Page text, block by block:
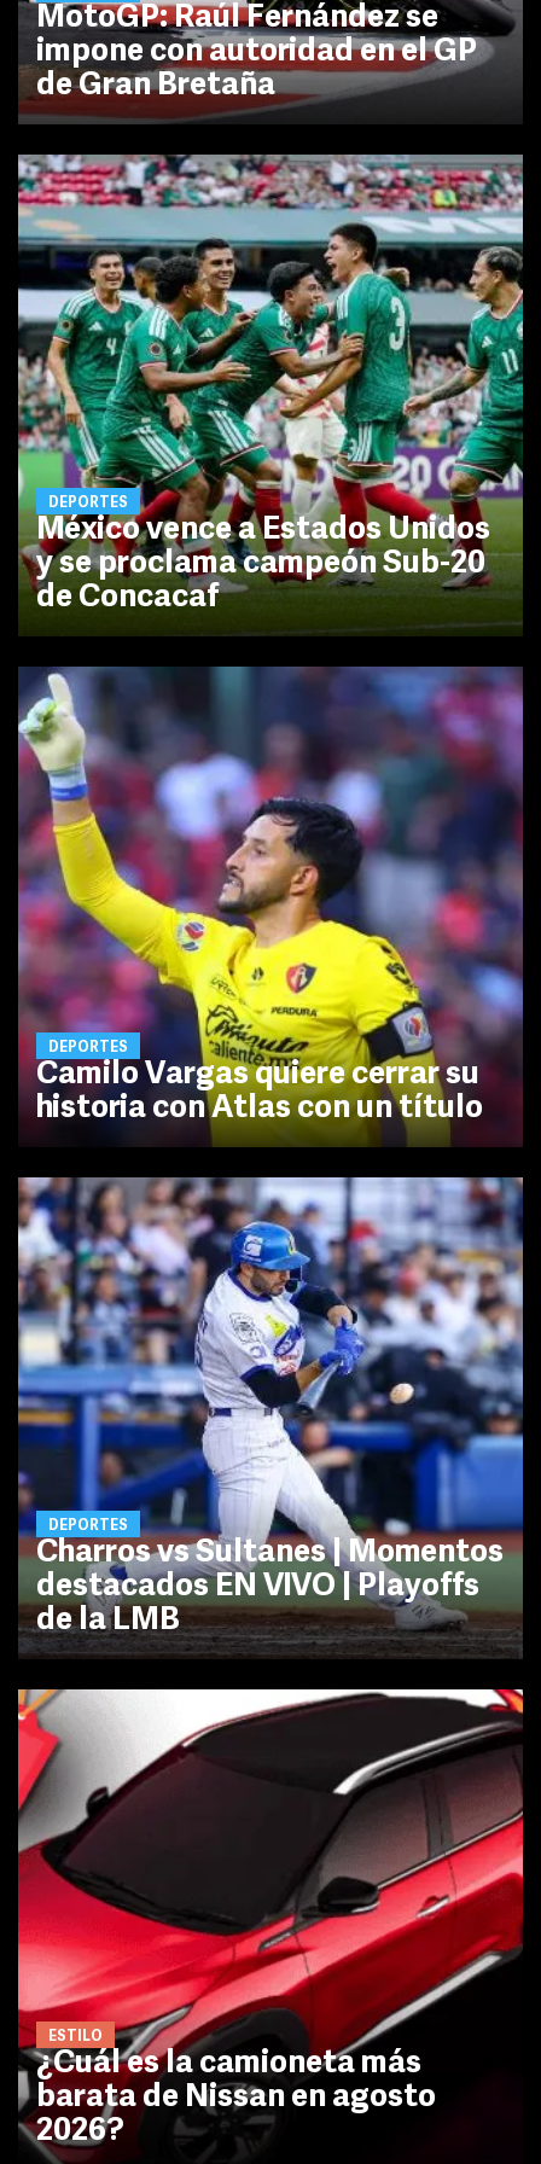
MotoGP: Raúl Fernández se
impone con autoridad en el GP
de Gran Bretaña
DEPORTES
México vence a Estados Unidos
y se proclama campeón Sub-20
de Concacaf
DEPORTES
Camilo Vargas quiere cerrar su
historia con Atlas con un título
DEPORTES
Charros vs Sultanes | Momentos
destacados EN VIVO | Playoffs
de la LMB
ESTILO
¿Cuál es la camioneta más
barata de Nissan en agosto
2026?